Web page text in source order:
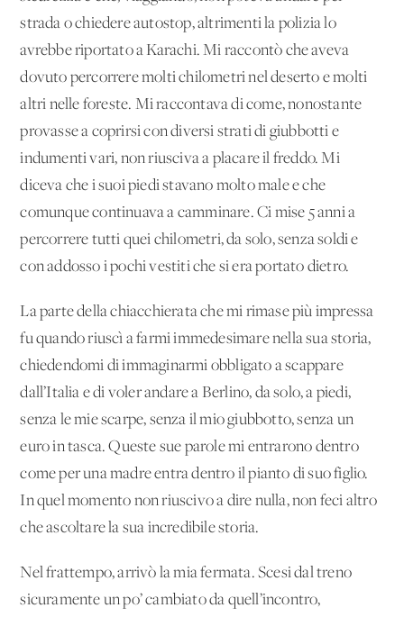
strada o chiedere autostop, altrimenti la polizia lo
avrebbe riportato a Karachi. Mi raccontò che aveva
dovuto percorrere molti chilometri nel deserto e molti
altri nelle foreste. Mi raccontava di come, nonostante
provasse a coprirsi con diversi strati di giubbotti e
indumenti vari, non riusciva a placare il freddo. Mi
diceva che i suoi piedi stavano molto male e che
comunque continuava a camminare. Ci mise 5 anni a
percorrere tutti quei chilometri, da solo, senza soldi e
con addosso i pochi vestiti che si era portato dietro.
La parte della chiacchierata che mi rimase più impressa
fu quando riuscì a farmi immedesimare nella sua storia,
chiedendomi di immaginarmi obbligato a scappare
dall’Italia e di voler andare a Berlino, da solo, a piedi,
senza le mie scarpe, senza il mio giubbotto, senza un
euro in tasca. Queste sue parole mi entrarono dentro
come per una madre entra dentro il pianto di suo figlio.
In quel momento non riuscivo a dire nulla, non feci altro
che ascoltare la sua incredibile storia.
Nel frattempo, arrivò la mia fermata. Scesi dal treno
sicuramente un po’ cambiato da quell’incontro,